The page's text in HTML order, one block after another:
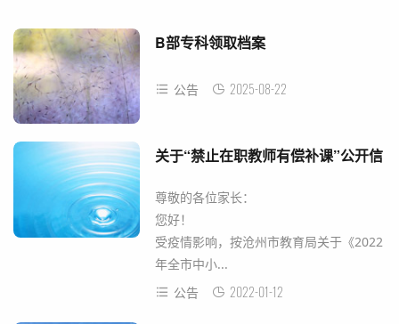
B部专科领取档案
公告 2025-08-22
关于“禁止在职教师有偿补课”公开信
尊敬的各位家长：
您好！
受疫情影响，按沧州市教育局关于《2022
年全市中小...
公告
2022-01-12